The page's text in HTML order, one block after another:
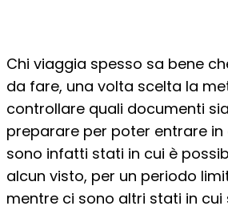
Chi viaggia spesso sa bene
da fare, una volta scelta la
controllare quali documenti
preparare per poter entrare in
sono infatti stati in cui è
alcun visto, per un periodo
mentre ci sono altri stati in cui